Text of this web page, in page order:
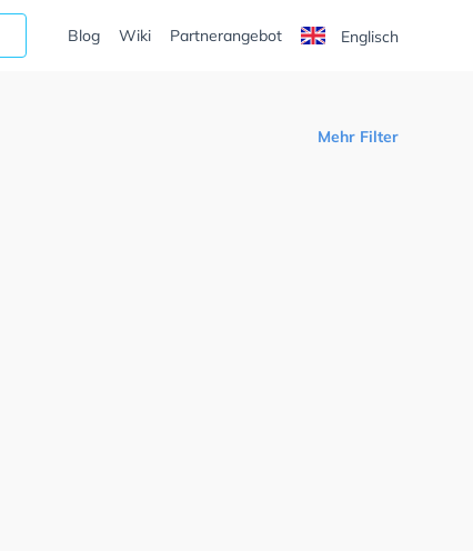
Blog Wiki Partnerangebot Englisch
Mehr Filter